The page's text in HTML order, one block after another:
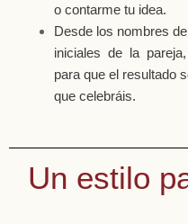
o contarme tu idea.
Desde los nombres
iniciales de la
para que el resultado
que celebráis.
Un estilo